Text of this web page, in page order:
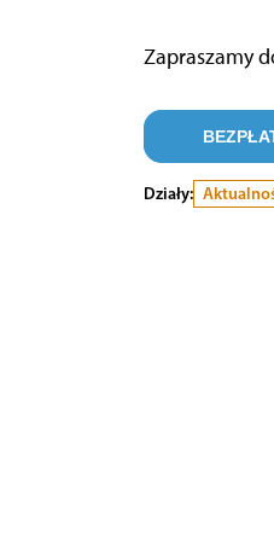
Zapraszamy
Działy: